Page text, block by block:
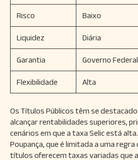
Risco Baixo
Liquidez Diária
Garantia Governo Federal
Flexibilidade Alta
Os Títulos Públicos têm se
alcançar rentabilidades superiores,
cenários em que a taxa Selic está
Poupança, que é limitada a uma
títulos oferecem taxas variadas que